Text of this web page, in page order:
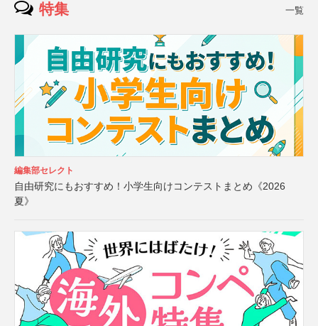
特集 一覧
編集部セレクト
自由研究にもおすすめ！小学生向けコンテストまとめ《2026
夏》